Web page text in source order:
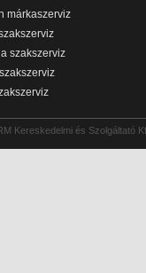
márkaszerviz
szakszerviz
Kereskedelmi és Szolgáltató